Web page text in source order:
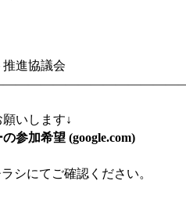
進協議会
いします↓
参加希望 (google.com)
シにてご確認ください。